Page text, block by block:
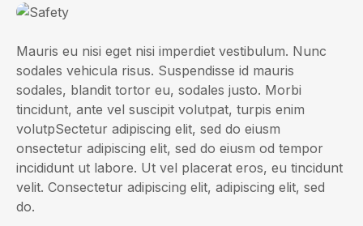
Mauris eu nisi eget nisi imperdiet vestibulum. Nunc
sodales vehicula risus. Suspendisse id mauris
sodales, blandit tortor eu, sodales justo. Morbi
tincidunt, ante vel suscipit volutpat, turpis enim
volutpSectetur adipiscing elit, sed do eiusm
onsectetur adipiscing elit, sed do eiusm od tempor
incididunt ut labore. Ut vel placerat eros, eu tincidunt
velit. Consectetur adipiscing elit, adipiscing elit, sed
do.